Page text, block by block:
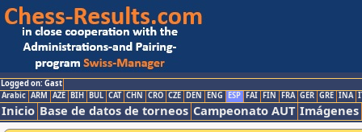
Logged on: Gast
Arabic ARM AZE BIH BUL CAT CHN CRO CZE DEN ENG ESP FAI FIN FRA GER GRE INA
Inicio Base de datos de torneos Campeonato AUT Imágenes